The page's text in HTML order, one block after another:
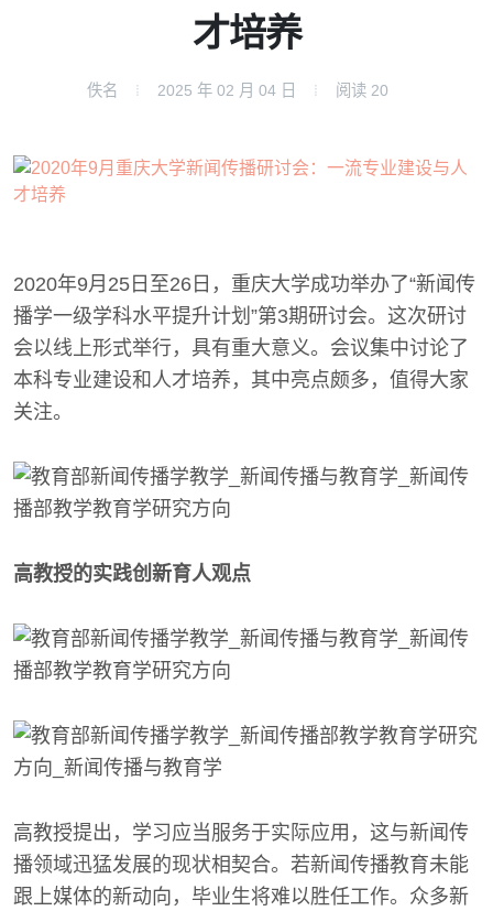
才培养
佚名 2025 年 02 月 04 日 阅读 20
2020年9月25日至26日，重庆大学成功举办了“新闻传
播学一级学科水平提升计划”第3期研讨会。这次研讨
会以线上形式举行，具有重大意义。会议集中讨论了
本科专业建设和人才培养，其中亮点颇多，值得大家
关注。
高教授的实践创新育人观点
高教授提出，学习应当服务于实际应用，这与新闻传
播领域迅猛发展的现状相契合。若新闻传播教育未能
跟上媒体的新动向，毕业生将难以胜任工作。众多新